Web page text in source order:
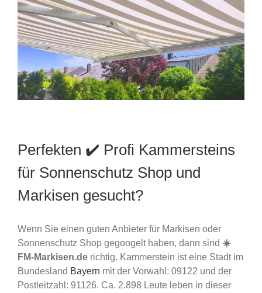
Perfekten ✔️ Profi Kammersteins
für Sonnenschutz Shop und
Markisen gesucht?
Wenn Sie einen guten Anbieter für Markisen oder
Sonnenschutz Shop gegoogelt haben, dann sind ☀️
FM-Markisen.de richtig. Kammerstein ist eine Stadt im
Bundesland Bayern mit der Vorwahl: 09122 und der
Postleitzahl: 91126. Ca. 2.898 Leute leben in dieser